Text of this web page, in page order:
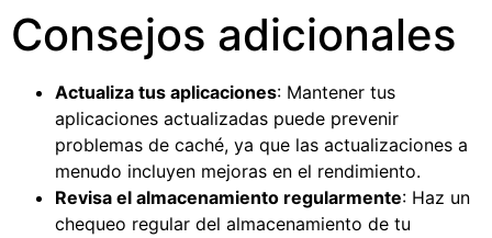
Consejos adicionales
Actualiza tus aplicaciones: Mantener tus
aplicaciones actualizadas puede prevenir
problemas de caché, ya que las actualizaciones a
menudo incluyen mejoras en el rendimiento.
Revisa el almacenamiento regularmente: Haz un
chequeo regular del almacenamiento de tu